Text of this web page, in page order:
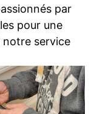
par
pour une
notre service